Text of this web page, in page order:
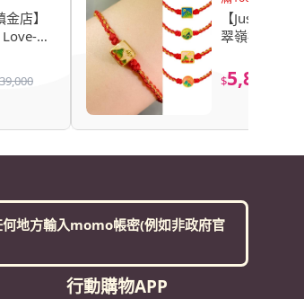
店】
任
【Just Gold
翠嶺福緣-任
$5,808
地方輸入momo帳密(例如非政府官
行動購物APP